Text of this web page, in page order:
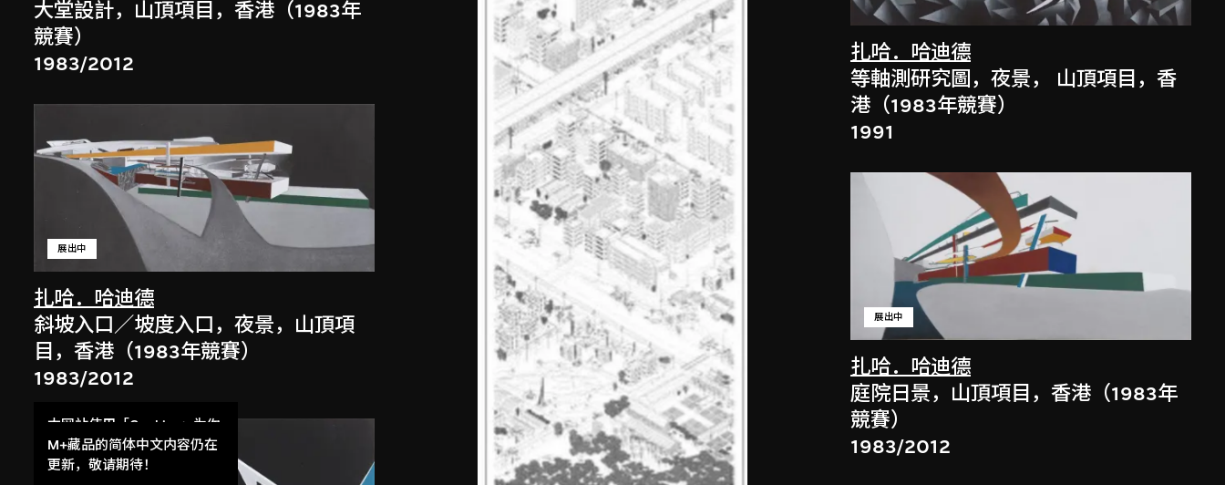
大堂設計，山頂項目，香港（1983年
競賽）
1983/2012
扎哈．哈迪德
展出中
斜坡入口／坡度入口，夜景，山頂項
目，香港（1983年競賽）
1983/2012
扎哈．哈迪德
等軸測研究圖，夜景， 山頂項目，香
港（1983年競賽）
1991
扎哈．哈迪德
展出中
庭院日景，山頂項目，香港（1983年
競賽）
1983/2012
本网站使用「Cookies」为你
提供最好的网站体验。
了解更多
M+藏品的简体中文内容仍在
更新，敬请期待！